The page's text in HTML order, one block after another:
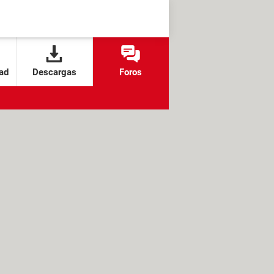
Descargas Foros